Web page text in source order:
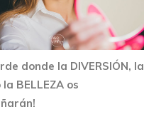
donde la DIVERSIÓN, la
la BELLEZA os